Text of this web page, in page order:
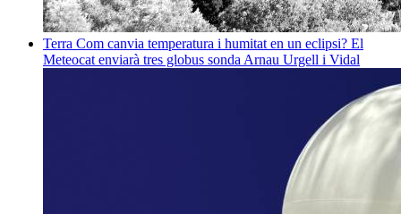
Terra Com canvia temperatura i humitat en un eclipsi? El
Meteocat enviarà tres globus sonda Arnau Urgell i Vidal